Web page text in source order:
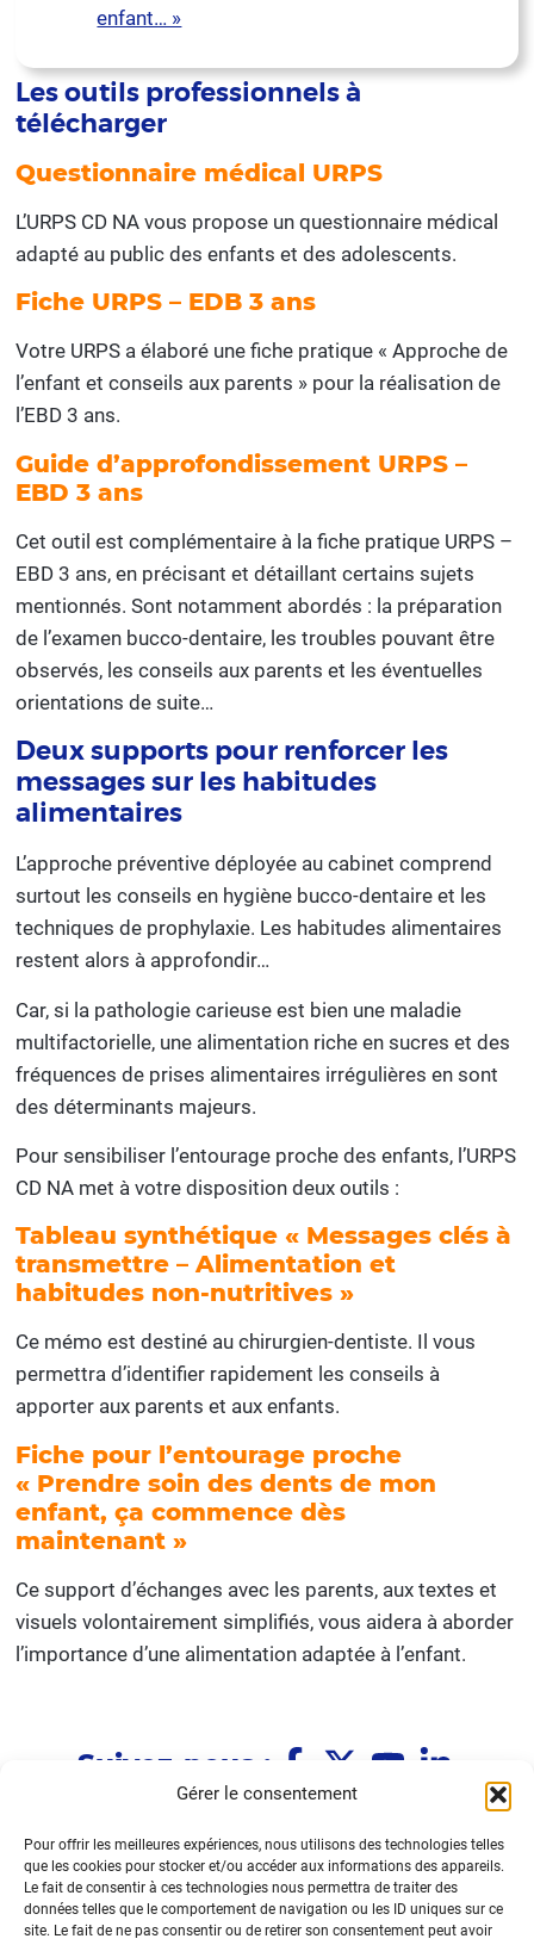
Gérer le consentement
Pour offrir les meilleures expériences, nous utilisons des technologies telles
que les cookies pour stocker et/ou accéder aux informations des appareils.
Le fait de consentir à ces technologies nous permettra de traiter des
données telles que le comportement de navigation ou les ID uniques sur ce
site. Le fait de ne pas consentir ou de retirer son consentement peut avoir
enfant… »
Les outils professionnels à
télécharger
Questionnaire médical URPS
L’URPS CD NA vous propose un questionnaire médical
adapté au public des enfants et des adolescents.
Fiche URPS – EDB 3 ans
Votre URPS a élaboré une fiche pratique « Approche de
l’enfant et conseils aux parents » pour la réalisation de
l’EBD 3 ans.
Guide d’approfondissement URPS –
EBD 3 ans
Cet outil est complémentaire à la fiche pratique URPS –
EBD 3 ans, en précisant et détaillant certains sujets
mentionnés. Sont notamment abordés : la préparation
de l’examen bucco-dentaire, les troubles pouvant être
observés, les conseils aux parents et les éventuelles
orientations de suite…
Deux supports pour renforcer les
messages sur les habitudes
alimentaires
L’approche préventive déployée au cabinet comprend
surtout les conseils en hygiène bucco-dentaire et les
techniques de prophylaxie. Les habitudes alimentaires
restent alors à approfondir…
Car, si la pathologie carieuse est bien une maladie
multifactorielle, une alimentation riche en sucres et des
fréquences de prises alimentaires irrégulières en sont
des déterminants majeurs.
Pour sensibiliser l’entourage proche des enfants, l’URPS
CD NA met à votre disposition deux outils :
Tableau synthétique « Messages clés à
transmettre – Alimentation et
habitudes non-nutritives »
Ce mémo est destiné au chirurgien-dentiste. Il vous
permettra d’identifier rapidement les conseils à
apporter aux parents et aux enfants.
Fiche pour l’entourage proche
« Prendre soin des dents de mon
enfant, ça commence dès
maintenant »
Ce support d’échanges avec les parents, aux textes et
visuels volontairement simplifiés, vous aidera à aborder
l’importance d’une alimentation adaptée à l’enfant.
Suivez-nous :
Immeuble Le Fénelon
1 allée Le Fénelon
33370 TRESSES